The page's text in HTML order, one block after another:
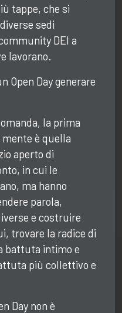
tappe, che si
sedi
DEI a
lavorano.
Open Day generare
la prima
è quella
aperto di
in cui le
ma hanno
parola,
e costruire
trovare la radice di
battuta intimo e
più collettivo e
Day non è